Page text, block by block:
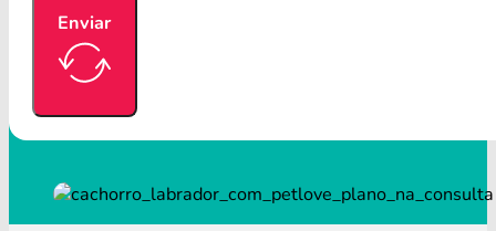
Enviar